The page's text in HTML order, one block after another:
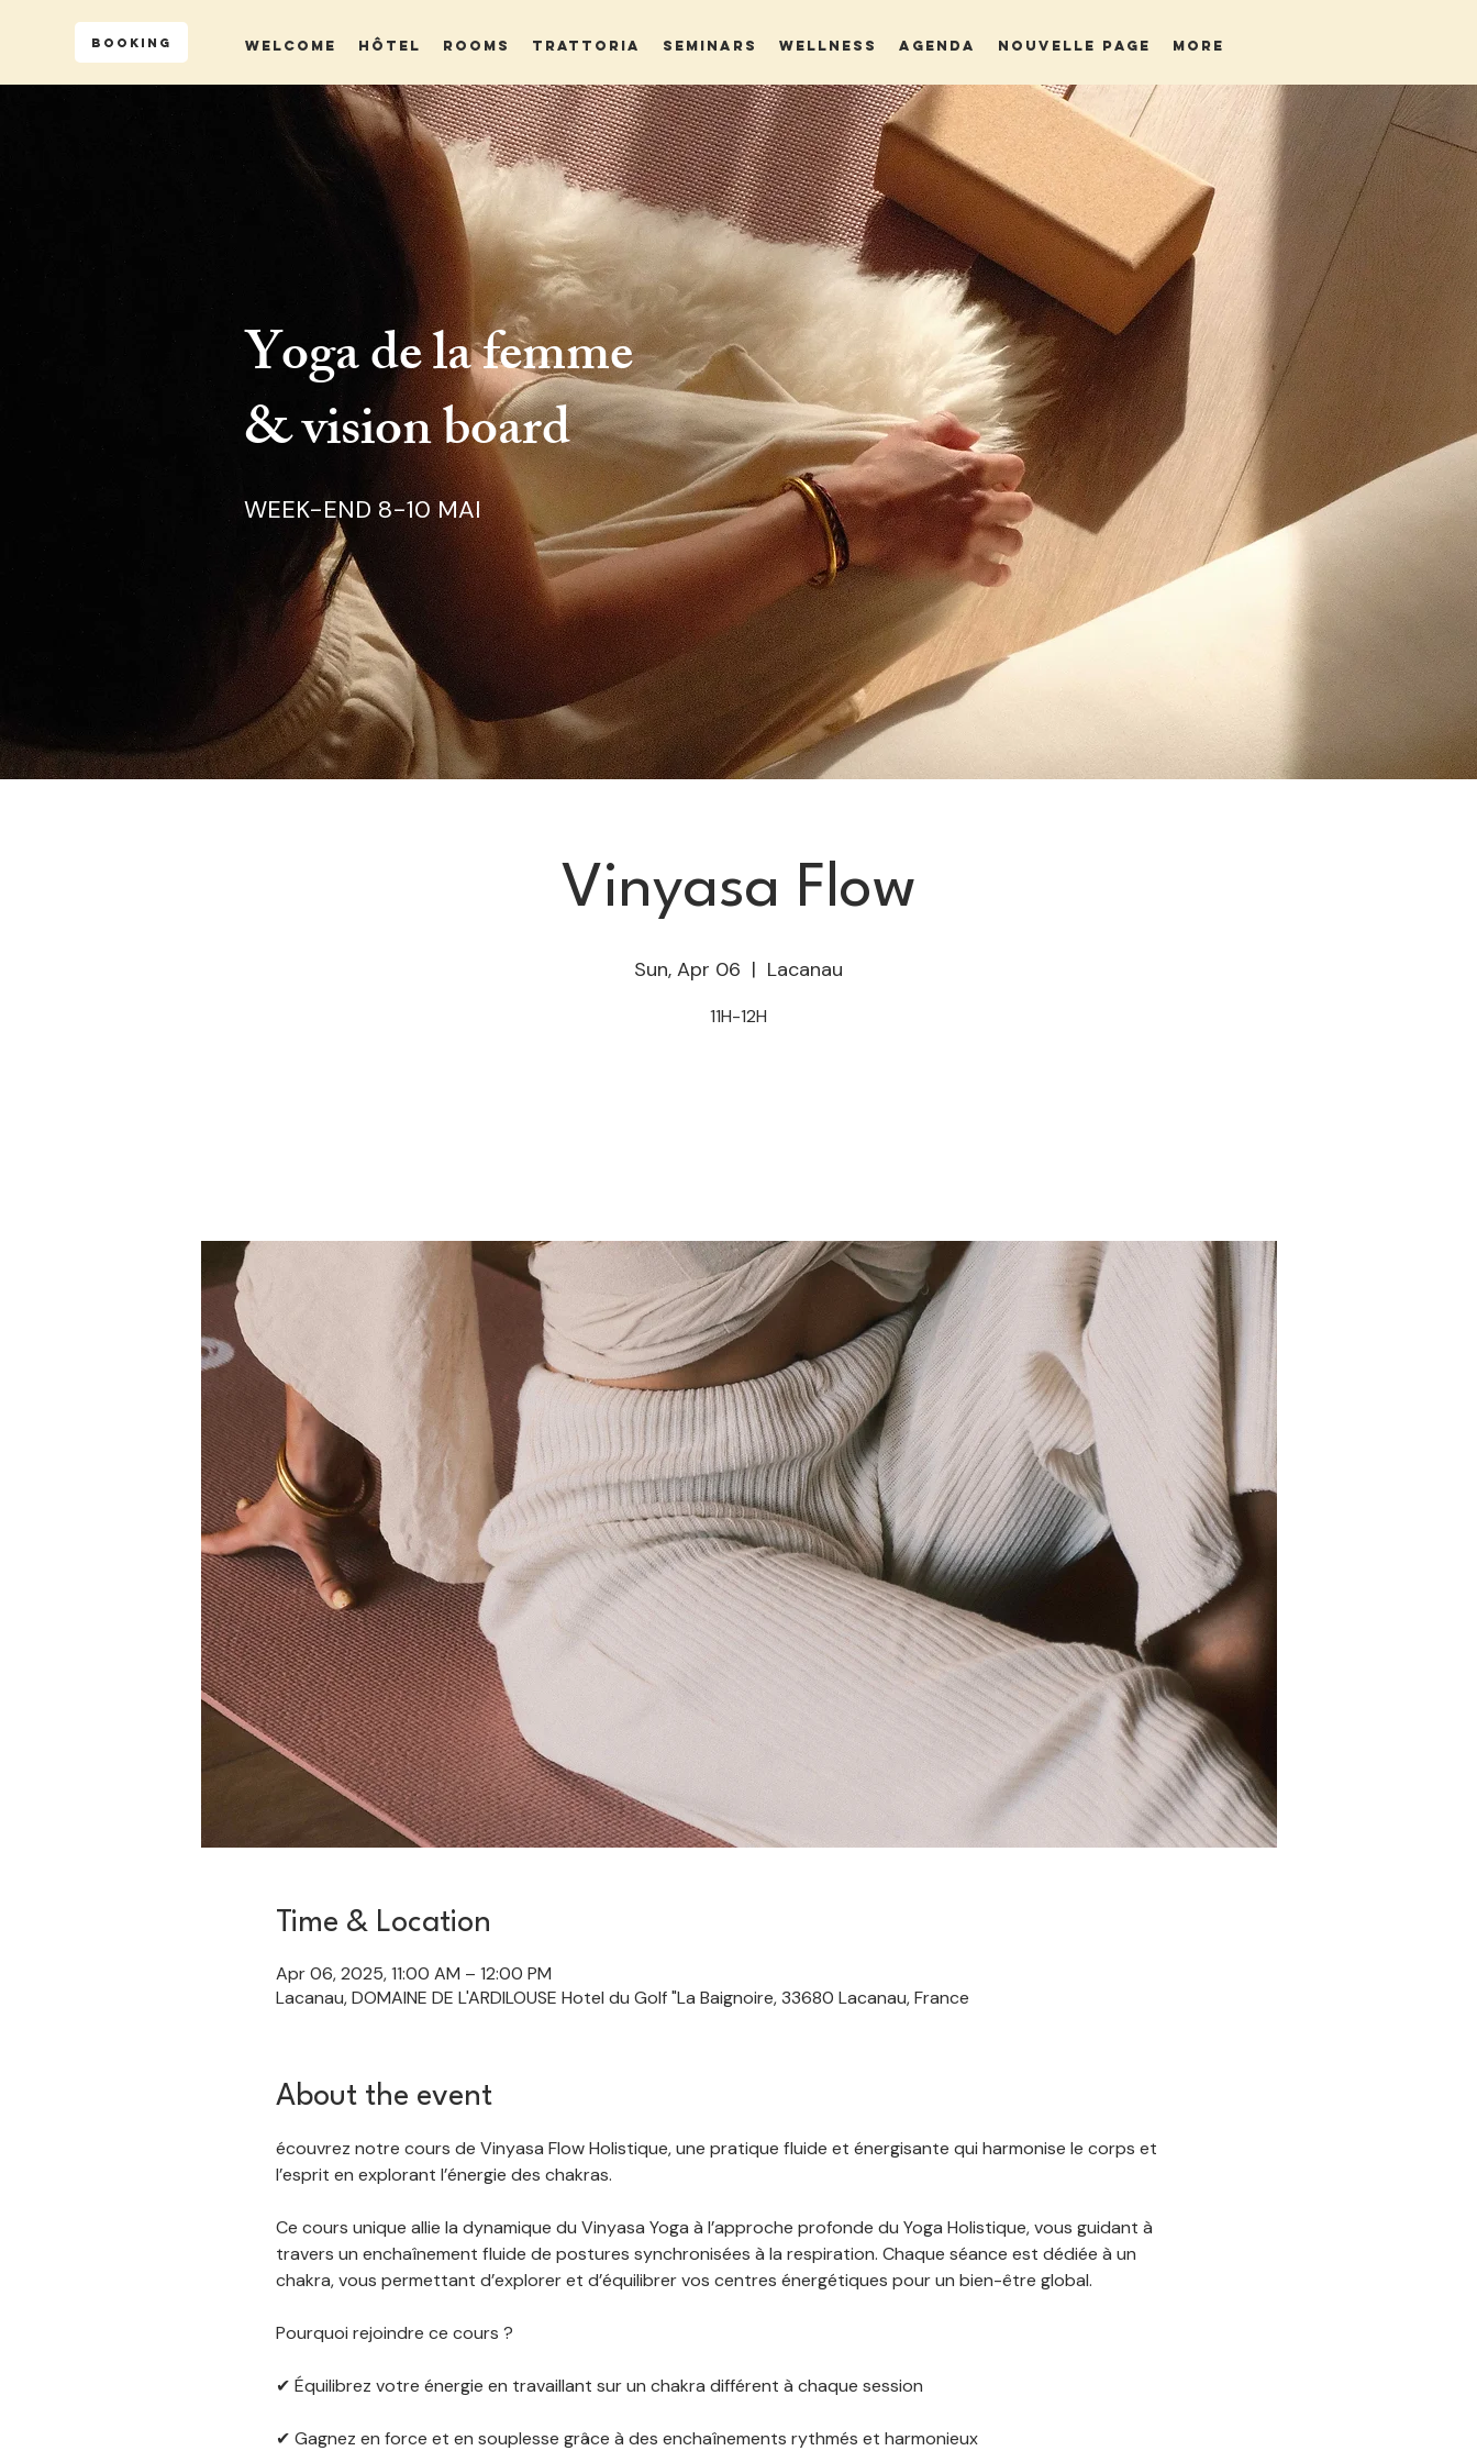
BOOKING WELCOME HÔTEL ROOMS TRATTORIA SEMINARS WELLNESS AGENDA Nouvelle page More
Yoga de la femme
& vision board
WEEK-END 8-10 MAI
Vinyasa Flow
Sun, Apr 06
  |
Lacanau
11H-12H
Time & Location
Apr 06, 2025, 11:00 AM – 12:00 PM
Lacanau, DOMAINE DE L'ARDILOUSE Hotel du Golf "La Baignoire, 33680 Lacanau, France
About the event
écouvrez notre cours de Vinyasa Flow Holistique, une pratique fluide et énergisante qui harmonise le corps et
l’esprit en explorant l’énergie des chakras.
Ce cours unique allie la dynamique du Vinyasa Yoga à l’approche profonde du Yoga Holistique, vous guidant à
travers un enchaînement fluide de postures synchronisées à la respiration. Chaque séance est dédiée à un
chakra, vous permettant d’explorer et d’équilibrer vos centres énergétiques pour un bien-être global.
Pourquoi rejoindre ce cours ?
✔ Équilibrez votre énergie en travaillant sur un chakra différent à chaque session
✔ Gagnez en force et en souplesse grâce à des enchaînements rythmés et harmonieux